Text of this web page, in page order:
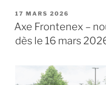
PUBLIÉ
LE
17 MARS 2026
Axe Frontenex –
dès le 16 mars